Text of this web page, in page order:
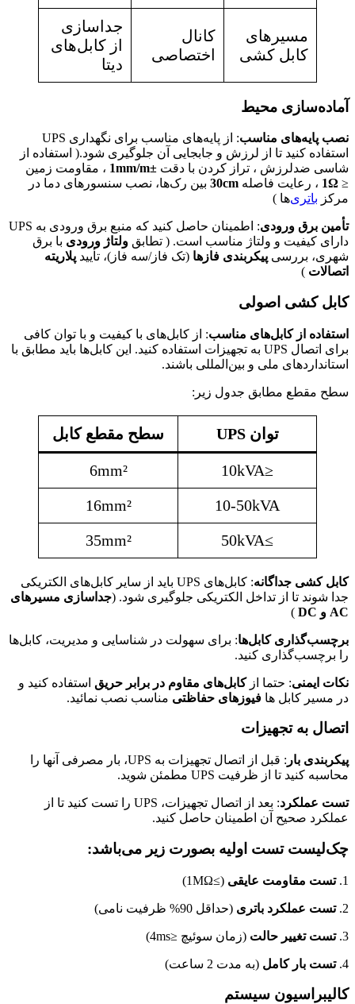
مسیرهای
کابل کشی
کانال
اختصاصی
جداسازی
از کابل‌های
دیتا
آماده‌سازی محیط
نصب پایه‌های مناسب
: از پایه‌های مناسب برای نگهداری UPS
استفاده کنید تا از لرزش و جابجایی آن جلوگیری شود.( استفاده از
شاسی ضدلرزش ، تراز کردن با دقت ±1mm/m
، مقاومت زمین
≤
1Ω ، رعایت فاصله 30cm بین رک‌ها، نصب سنسورهای دما در
مرکز باتری‌ها )
تأمین برق ورودی
: اطمینان حاصل کنید که منبع برق ورودی به UPS
دارای کیفیت و ولتاژ مناسب است. ( تطابق ولتاژ ورودی با برق
شهری، بررسی پیکربندی فازها (تک فاز/سه فاز)، تأیید پلاریته
اتصالات )
کابل کشی اصولی
استفاده از کابل‌های مناسب: از کابل‌های با کیفیت و با توان کافی
برای اتصال UPS به تجهیزات استفاده کنید. این کابل‌ها باید مطابق با
استانداردهای ملی و بین‌المللی باشند.
سطح مقطع مطابق جدول زیر:
توان UPS سطح مقطع کابل
≤10kVA
6mm²
10-50kVA
16mm²
≥50kVA
35mm²
کابل کشی جداگانه
: کابل‌های UPS باید از سایر کابل‌های الکتریکی
جدا شوند تا از تداخل الکتریکی جلوگیری شود. (جداسازی مسیرهای
AC و DC
)
برچسب‌گذاری کابل‌ها: برای سهولت در شناسایی و مدیریت، کابل‌ها
را برچسب‌گذاری کنید.
نکات ایمنی: حتما ازکابل‌های مقاوم در برابر حریق استفاده کنید و
در مسیر کابل ها فیوزهای حفاظتی مناسب نصب نمائید.
اتصال به تجهیزات
پیکربندی بار
: قبل از اتصال تجهیزات به UPS، بار مصرفی آنها را
محاسبه کنید تا از ظرفیت UPS مطمئن شوید.
تست عملکرد
: بعد از اتصال تجهیزات، UPS را تست کنید تا از
عملکرد صحیح آن اطمینان حاصل کنید.
چک‌لیست تست اولیه بصورت زیر می‌باشد:
1. تست مقاومت عایقی (≥1MΩ)
2. تست عملکرد باتری (حداقل 90% ظرفیت نامی)
3. تست تغییر حالت (زمان سوئیچ ≤4ms)
4. تست بار کامل (به مدت 2 ساعت)
کالیبراسیون سیستم